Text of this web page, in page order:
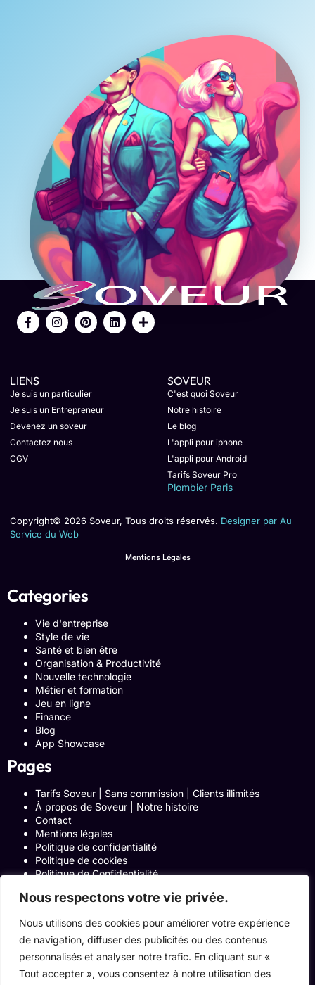
Nous respectons votre vie privée.
Nous utilisons des cookies pour améliorer votre expérience
de navigation, diffuser des publicités ou des contenus
personnalisés et analyser notre trafic. En cliquant sur «
Tout accepter », vous consentez à notre utilisation des
LIENS
Je suis un particulier
Je suis un Entrepreneur
Devenez un soveur
Contactez nous
CGV
SOVEUR
C'est quoi Soveur
Notre histoire
Le blog
L'appli pour iphone
L'appli pour Android
Tarifs Soveur Pro
Plombier Paris
Copyright© 2026 Soveur, Tous droits réservés. Designer par Au
Service du Web
Mentions Légales
Categories
Vie d'entreprise
Style de vie
Santé et bien être
Organisation & Productivité
Nouvelle technologie
Métier et formation
Jeu en ligne
Finance
Blog
App Showcase
Pages
Tarifs Soveur | Sans commission | Clients illimités
À propos de Soveur | Notre histoire
Contact
Mentions légales
Politique de confidentialité
Politique de cookies
Politique de Confidentialité
Blog
Programme Affiliation
Conditions générales d’utilisation
ACCUEIL
Le Blog